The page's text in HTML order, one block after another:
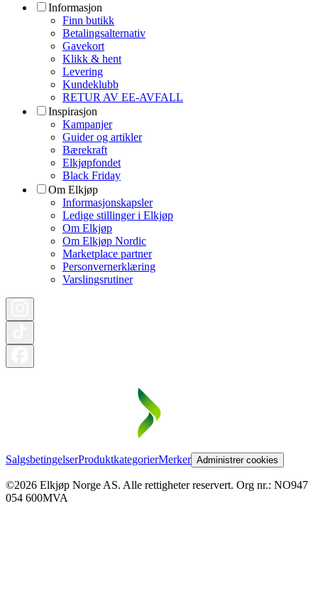
Informasjon
Finn butikk
Betalingsalternativ
Gavekort
Klikk & hent
Levering
Kundeklubb
RETUR AV EE-AVFALL
Inspirasjon
Kampanjer
Guider og artikler
Bærekraft
Elkjøpfondet
Black Friday
Om Elkjøp
Informasjonskapsler
Ledige stillinger i Elkjøp
Om Elkjøp
Om Elkjøp Nordic
Marketplace partner
Personvernerklæring
Varslingsrutiner
SalgsbetingelserProduktkategorierMerker Administrer cookies
©2026 Elkjøp Norge AS. Alle rettigheter reservert. Org nr.: NO947
054 600MVA